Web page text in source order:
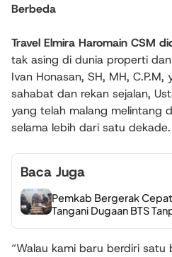
Berbeda
Travel Elmira Haromain CSM
tak asing di dunia properti
Ivan Honasan, SH, MH,
sahabat dan rekan sejalan,
yang telah malang melintang
selama lebih dari satu dekade.
Baca Juga
Pemkab Bergerak
Tangani Dugaan BTS
“Walau kami baru berdiri satu